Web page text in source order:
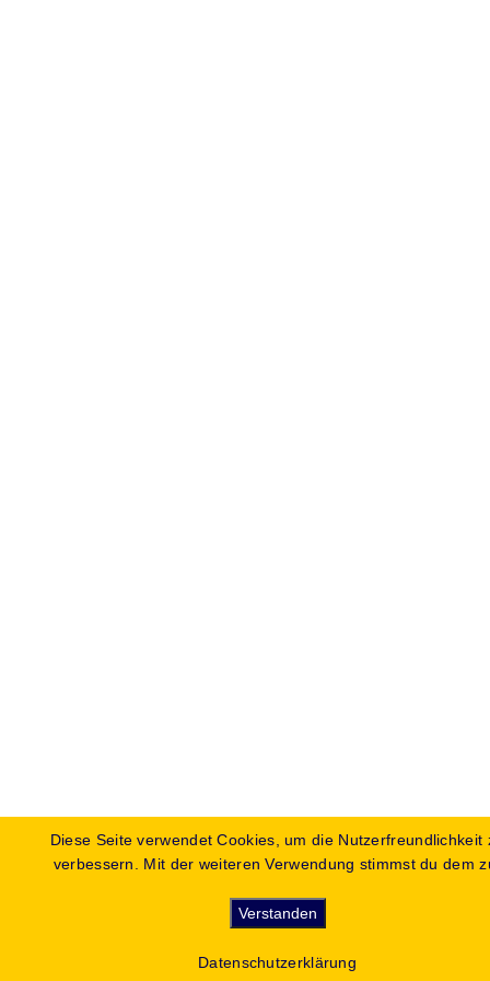
Diese Seite verwendet Cookies, um die Nutzerfreundlichkeit
verbessern. Mit der weiteren Verwendung stimmst du dem
Verstanden
Datenschutzerklärung